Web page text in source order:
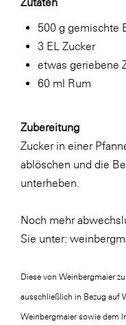
500 g gemischte
3 EL Zucker
etwas geriebene
60 ml Rum
Zubereitung
Zucker in einer
ablöschen und die
unterheben.
Noch mehr
Sie unter:
Diese von Weinbergmaier
ausschließlich in Bezug auf
Weinbergmaier sowie dem